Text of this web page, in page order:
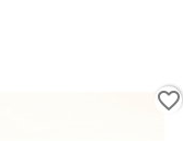
favorite_border